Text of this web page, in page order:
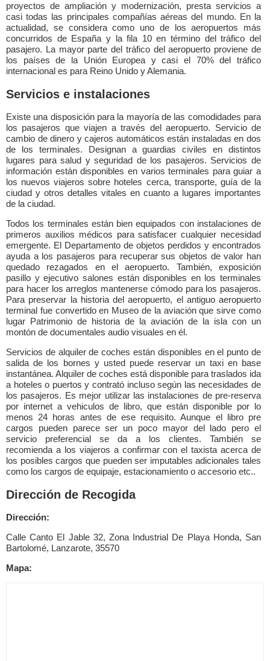
proyectos de ampliación y modernización, presta servicios a
casi todas las principales compañías aéreas del mundo. En la
actualidad, se considera como uno de los aeropuertos más
concurridos de España y la fila 10 en término del tráfico del
pasajero. La mayor parte del tráfico del aeropuerto proviene de
los países de la Unión Europea y casi el 70% del tráfico
internacional es para Reino Unido y Alemania.
Servicios e instalaciones
Existe una disposición para la mayoría de las comodidades para
los pasajeros que viajen a través del aeropuerto. Servicio de
cambio de dinero y cajeros automáticos están instaladas en dos
de los terminales. Designan a guardias civiles en distintos
lugares para salud y seguridad de los pasajeros. Servicios de
información están disponibles en varios terminales para guiar a
los nuevos viajeros sobre hoteles cerca, transporte, guía de la
ciudad y otros detalles vitales en cuanto a lugares importantes
de la ciudad.
Todos los terminales están bien equipados con instalaciones de
primeros auxilios médicos para satisfacer cualquier necesidad
emergente. El Departamento de objetos perdidos y encontrados
ayuda a los pasajeros para recuperar sus objetos de valor han
quedado rezagados en el aeropuerto. También, exposición
pasillo y ejecutivo salones están disponibles en los terminales
para hacer los arreglos mantenerse cómodo para los pasajeros.
Para preservar la historia del aeropuerto, el antiguo aeropuerto
terminal fue convertido en Museo de la aviación que sirve como
lugar Patrimonio de historia de la aviación de la isla con un
montón de documentales audio visuales en él.
Servicios de alquiler de coches están disponibles en el punto de
salida de los bornes y usted puede reservar un taxi en base
instantánea. Alquiler de coches está disponible para traslados ida
a hoteles o puertos y contrató incluso según las necesidades de
los pasajeros. Es mejor utilizar las instalaciones de pre-reserva
por internet a vehiculos de libro, que están disponible por lo
menos 24 horas antes de ese requisito. Aunque el libro pre
cargos pueden parece ser un poco mayor del lado pero el
servicio preferencial se da a los clientes. También se
recomienda a los viajeros a confirmar con el taxista acerca de
los posibles cargos que pueden ser imputables adicionales tales
como los cargos de equipaje, estacionamiento o accesorio etc..
Dirección de Recogida
Dirección:
Calle Canto El Jable 32, Zona Industrial De Playa Honda, San
Bartolomé, Lanzarote, 35570
Mapa: